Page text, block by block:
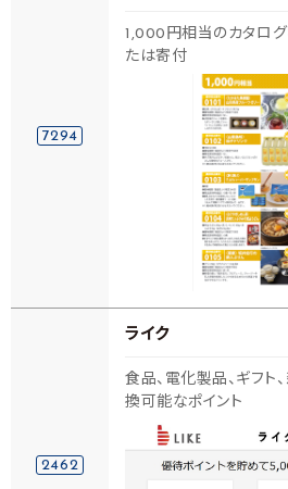
7294
1,000円相当のカタロ
たは寄付
2462
ライク
食品、電化製品、ギフト
換可能なポイント